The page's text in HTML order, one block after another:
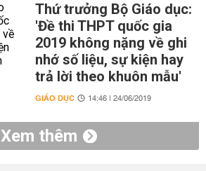
Thứ trưởng Bộ Giáo dục:
'Đề thi THPT quốc gia
2019 không nặng về ghi
nhớ số liệu, sự kiện hay
trả lời theo khuôn mẫu'
GIÁO DỤC 14:46 | 24/06/2019
Xem thêm